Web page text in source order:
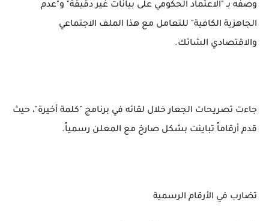
وصفه بـ "الاعتماد الحكومي على بيانات غير دقيقة" و"عدم
الجاهزية الكافية" للتعامل مع هذا الملف الاجتماعي
والاقتصادي الشائك.
جاءت تصريحات الجعار خلال لقائه في برنامج "كلمة أخيرة"، حيث
قدم أرقاماً تباينت بشكل صارخ مع المعلن رسمياً.
تضارب في الأرقام الرسمية